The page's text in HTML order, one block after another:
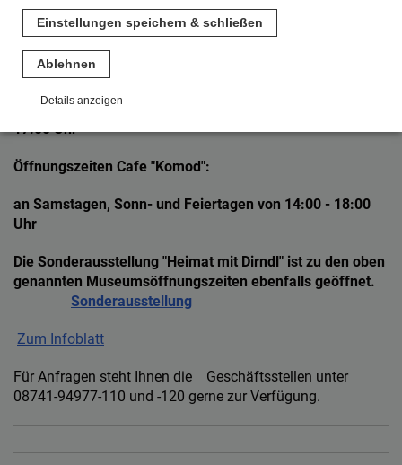
Einstellungen speichern & schließen
Ablehnen
Details anzeigen
Notwendig
Diese Cookies sind für den Betrieb der Seite unbedingt notwendig.
Hierbei werden keinerlei personenbezogenen Daten gespeichert.
Statistik
Diese Website nutzt Matomo Analytics für die Auswertung der
Seitenaufrufe als Statistik. Die hierdurch gespeicherten Daten werden
ausschließlich auf unseren eigenen Servern gespeichert. Eine
Übertragung an Dritte erfolgt nicht. Wir verwenden die Funktion
wird und nicht mehr Ihrem Besuch auf unserer Internetseite zugeordnet
YouTube / Vimeo
Wir nutzen YouTube im erweiterten Datenschutzmodus. Dieser Modus
Sa/So von 12:00 - 17:00 Uhr Feiertage 12:00 -
17:00 Uhr
Öffnungszeiten Cafe "Komod":
an Samstagen, Sonn- und Feiertagen von 14:00 - 18:00
Uhr
Die Sonderausstellung "Heimat mit Dirndl" ist zu den oben
genannten Museumsöffnungszeiten ebenfalls geöffnet.
Sonderausstellung
Zum Infoblatt
Für Anfragen steht Ihnen die Geschäftsstellen unter
08741-94977-110 und -120 gerne zur Verfügung.